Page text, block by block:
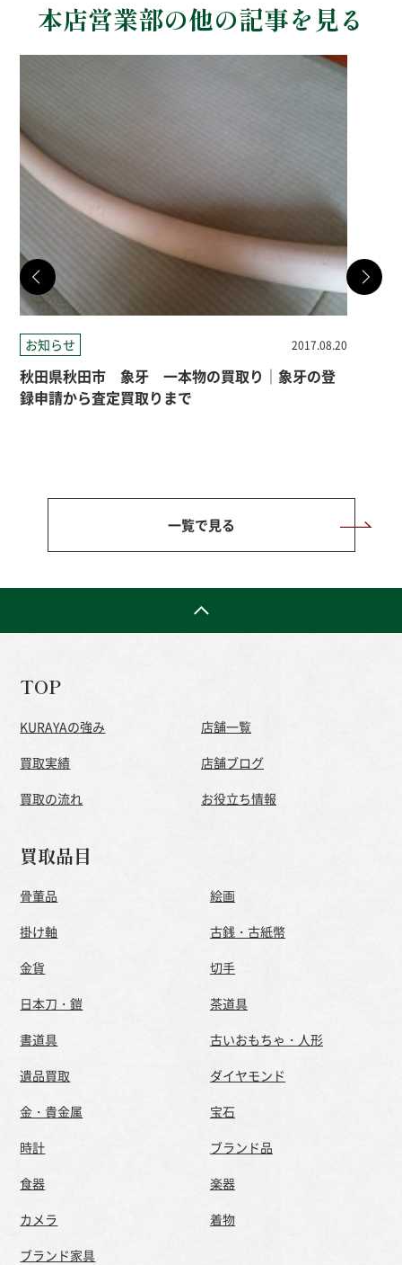
本店営業部の他の記事を見る
お知らせ 2017.08.20
秋田県秋田市 象牙 一本物の買取り｜象牙の登
録申請から査定買取りまで
一覧で見る
TOP
KURAYAの強み
買取実績
買取の流れ
店舗一覧
店舗ブログ
お役立ち情報
買取品目
骨董品
絵画
掛け軸
古銭・古紙幣
金貨
切手
日本刀・鎧
茶道具
書道具
古いおもちゃ・人形
遺品買取
ダイヤモンド
金・貴金属
宝石
時計
ブランド品
食器
楽器
カメラ
着物
ブランド家具